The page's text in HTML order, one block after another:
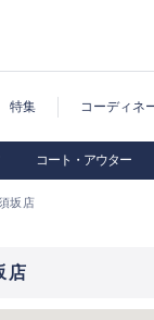
特集 コーディネ
コート・アウター
坂店
店